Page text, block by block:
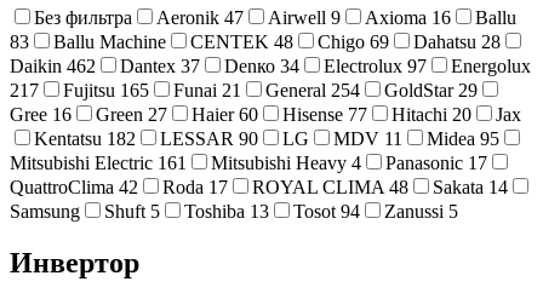
Без фильтра Aeronik 47 Airwell 9 Axioma 16
Ballu
83
Ballu Machine CENTEK 48 Chigo 69 Dahatsu 28
Daikin 462 Dantex 37 Denко 34 Electrolux 97
Energolux
217
Fujitsu 165 Funai 21 General 254 GoldStar 29
Gree 16 Green 27 Haier 60 Hisense 77 Hitachi 20
Jax
Kentatsu 182 LESSAR 90 LG MDV 11 Midea 95
Mitsubishi Electric 161 Mitsubishi Heavy 4 Panasonic 17
QuattroClima 42 Roda 17 ROYAL CLIMA 48 Sakata 14
Samsung
Shuft 5 Toshiba 13 Tosot 94 Zanussi 5
Инвертор